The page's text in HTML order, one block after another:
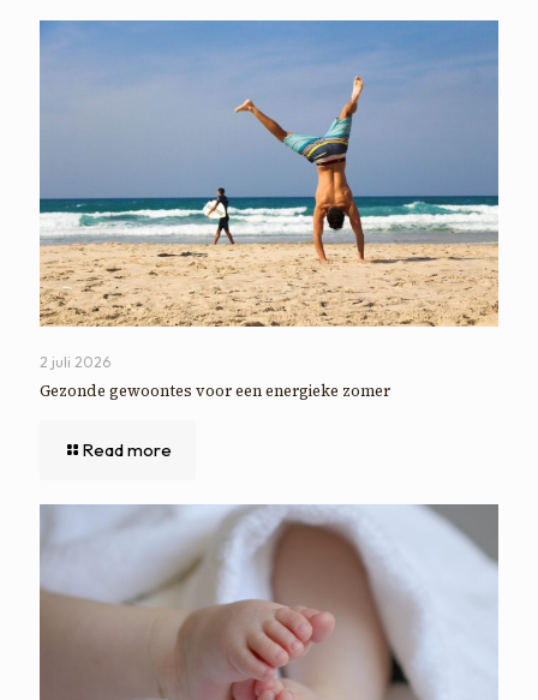
2 juli 2026
Gezonde gewoontes voor een energieke zomer
Read more